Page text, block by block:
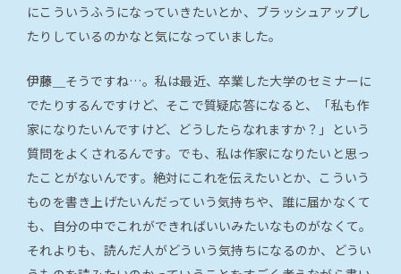
にこういうふうになっていきたいとか、ブラッシュアップし
たりしているのかなと気になっていました。
伊藤＿ そうですね…。私は最近、卒業した大学のセミナーに
でたりするんですけど、そこで質疑応答になると、「私も作
家になりたいんですけど、どうしたらなれますか？」という
質問をよくされるんです。でも、私は作家になりたいと思っ
たことがないんです。絶対にこれを伝えたいとか、こういう
ものを書き上げたいんだっていう気持ちや、誰に届かなくて
も、自分の中でこれができればいいみたいなものがなくて。
それよりも、読んだ人がどういう気持ちになるのか、どうい